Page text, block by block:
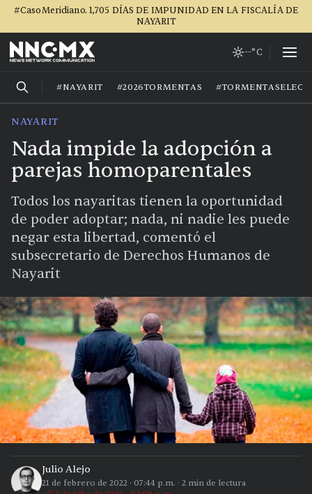
#CasoMeridiano. 1,705 DÍAS DE IMPUNIDAD EN LA FISCALÍA DE
NAYARIT
--°C
#NAYARIT #2026TORMENTAS
NAYARIT
Nada impide la adopción a
parejas homoparentales
Todos los nayaritas tienen la oportunidad
de poder adoptar; nada, ni nadie les puede
negar esta libertad, comentó el
subsecretario de Derechos Humanos de
Nayarit
Julio Alejo
21 de febrero de 2022 · 07:44 p.m. · 2 min de lectura